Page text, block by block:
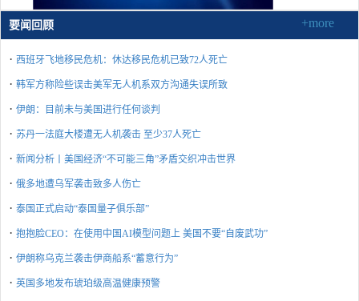
要闻回顾 +more
· 西班牙飞地移民危机：休达移民危机已致72人死亡
· 韩军方称险些误击美军无人机系双方沟通失误所致
· 伊朗：目前未与美国进行任何谈判
· 苏丹一法庭大楼遭无人机袭击 至少37人死亡
· 新闻分析丨美国经济“不可能三角”矛盾交织冲击世界
· 俄多地遭乌军袭击致多人伤亡
· 泰国正式启动“泰国量子俱乐部”
· 抱抱脸CEO：在使用中国AI模型问题上 美国不要“自废武功”
· 伊朗称乌克兰袭击伊商船系“蓄意行为”
· 英国多地发布琥珀级高温健康预警